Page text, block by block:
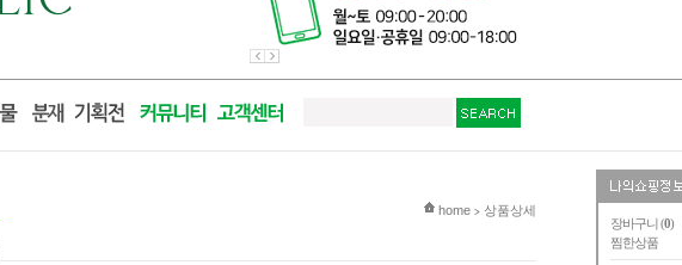
장바구니 (0)
찜한상품
현재 위치
home > 상품상세